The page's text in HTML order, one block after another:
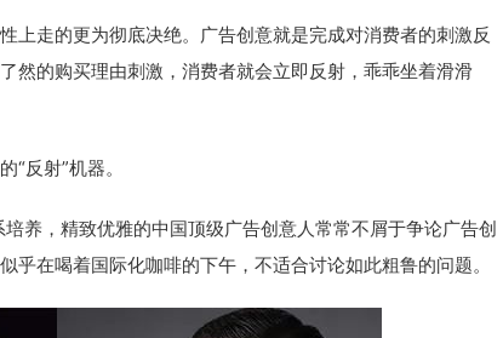
上走的更为彻底决绝。广告创意就是完成对消费者的刺激反
然的购买理由刺激，消费者就会立即反射，乖乖坐着滑滑
反射”机器。
养，精致优雅的中国顶级广告创意人常常不屑于争论广告创
乎在喝着国际化咖啡的下午，不适合讨论如此粗鲁的问题。